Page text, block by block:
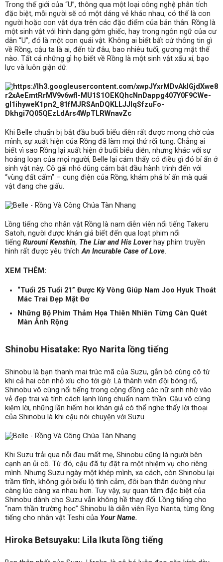
Trong thế giới của “U”, thông qua một loại công nghệ phân tích
đặc biệt, mỗi người sẽ có một dáng vẻ khác nhau, có thể là con
người hoặc con vật dựa trên các đặc điểm của bản thân. Rồng là
một sinh vật với hình dạng gớm ghiếc, hay trong ngôn ngữ của cư
dân “U”, đó là một con quái vật. Không ai biết bất cứ thông tin gì
về Rồng, cậu ta là ai, đến từ đâu, bao nhiêu tuổi, gương mặt thế
nào. Tất cả những gì họ biết về Rồng là một sinh vật xấu xí, bạo
lực và luôn giận dữ.
Khi Belle chuẩn bị bắt đầu buổi biểu diễn rất được mong chờ của
mình, sự xuất hiện của Rồng đã làm mọi thứ rối tung. Chẳng ai
biết vì sao Rồng lại xuất hiện ở buổi biểu diễn, nhưng khác với sự
hoảng loạn của mọi người, Belle lại cảm thấy có điều gì đó bí ẩn ở
sinh vật này. Cô gái nhỏ dũng cảm bắt đầu hành trình đến với
“vùng đất cấm” – cung điện của Rồng, khám phá bí ẩn mà quái
vật đang che giấu.
Lồng tiếng cho nhân vật Rồng là nam diễn viên nổi tiếng Takeru
Satoh, người được khán giả biết đến qua loạt phim nổi
tiếng Rurouni Kenshin, The Liar and His Lover hay phim truyền
hình rất được yêu thíchAn Incurable Case of Love.
XEM THÊM:
“Tuổi 25 Tuổi 21” Được Kỳ Vòng Giúp Nam Joo Hyuk Thoát
Mác Trai Đẹp Mặt Đơ
Những Bộ Phim Thảm Họa Thiên Nhiên Từng Càn Quét
Màn Ảnh Rộng
Shinobu Hisatake: Ryo Narita lồng tiếng
Shinobu là bạn thanh mai trúc mã của Suzu, gắn bó cùng cô từ
khi cả hai còn nhỏ xíu cho tới giờ. Là thành viên đội bóng rổ,
Shinobu vô cùng nổi tiếng trong cộng đồng các nữ sinh nhờ vào
vẻ đẹp trai và tính cách lạnh lùng chuẩn nam thần. Cậu vô cùng
kiệm lời, những lần hiếm hoi khán giả có thể nghe thấy lời thoại
của Shinobu là khi cậu nói chuyện với Suzu.
Khi Suzu trải qua nỗi đau mất mẹ, Shinobu cũng là người bên
cạnh an ủi cô. Từ đó, cậu đã tự đặt ra một nhiệm vụ cho riêng
mình. Nhưng Suzu ngày một khép mình, xa cách, còn Shinobu lại
trầm tĩnh, không giỏi biểu lộ tình cảm, đôi bạn thân dường như
càng lúc càng xa nhau hơn. Tuy vậy, sự quan tâm đặc biệt của
Shinobu dành cho Suzu vẫn không hề thay đổi. Lồng tiếng cho
“nam thần trường học” Shinobu là diễn viên Ryo Narita, từng lồng
tiếng cho nhân vật Teshi của Your Name.
Hiroka Betsuyaku: Lila Ikuta lồng tiếng